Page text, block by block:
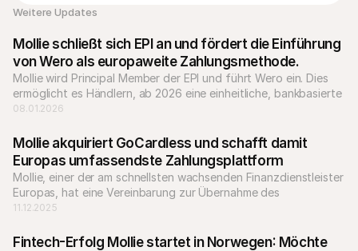
Weitere Updates
Mollie schließt sich EPI an und fördert die Einführung
von Wero als europaweite Zahlungsmethode.
Mollie wird Principal Member der EPI und führt Wero ein. Dies
ermöglicht es Händlern, ab 2026 eine einheitliche, bankbasierte
Zahlungsmethode in ganz Europa zu akzeptieren.
08.01.2026
Mollie akquiriert GoCardless und schafft damit
Europas umfassendste Zahlungsplattform
Mollie, einer der am schnellsten wachsenden Finanzdienstleister
Europas, hat eine Vereinbarung zur Übernahme des
Bankzahlungsunternehmens GoCardless unterzeichnet.
11.12.2025
Fintech-Erfolg Mollie startet in Norwegen: Möchte